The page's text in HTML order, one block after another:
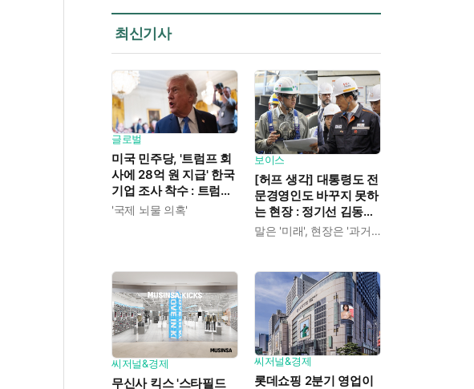
최신기사
글로벌
미국 민주당, '트럼프 회
사에 28억 원 지급' 한국
기업 조사 착수 : 트럼프
덕분에 이득 챙기려 했
'국제 뇌물 의혹'
보이스
[허프 생각] 대통령도 전
문경영인도 바꾸지 못하
는 현장 : 정기선 김동관,
40대 두 젊은 오너의 '결말은 '미래', 현장은 '과거형 안전사고'
씨저널&경제
무신사 킥스 '스타필드
씨저널&경제
롯데쇼핑 2분기 영업이